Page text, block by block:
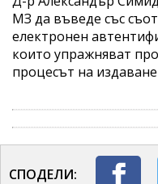
МЗ да въведе със
електронен
които упражняват
процесът на
СПОДЕЛИ: